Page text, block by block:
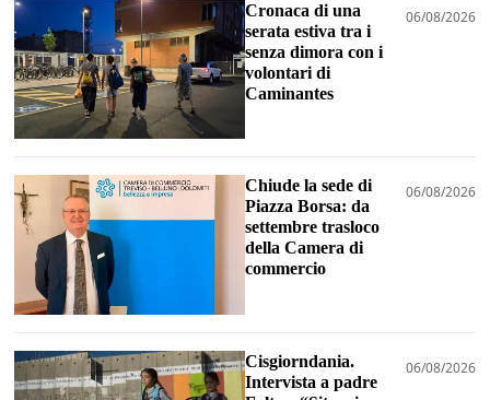
Cronaca di una
serata estiva tra i
senza dimora con i
volontari di
Caminantes
06/08/2026
Chiude la sede di
Piazza Borsa: da
settembre trasloco
della Camera di
commercio
06/08/2026
Cisgiorndania.
Intervista a padre
06/08/2026